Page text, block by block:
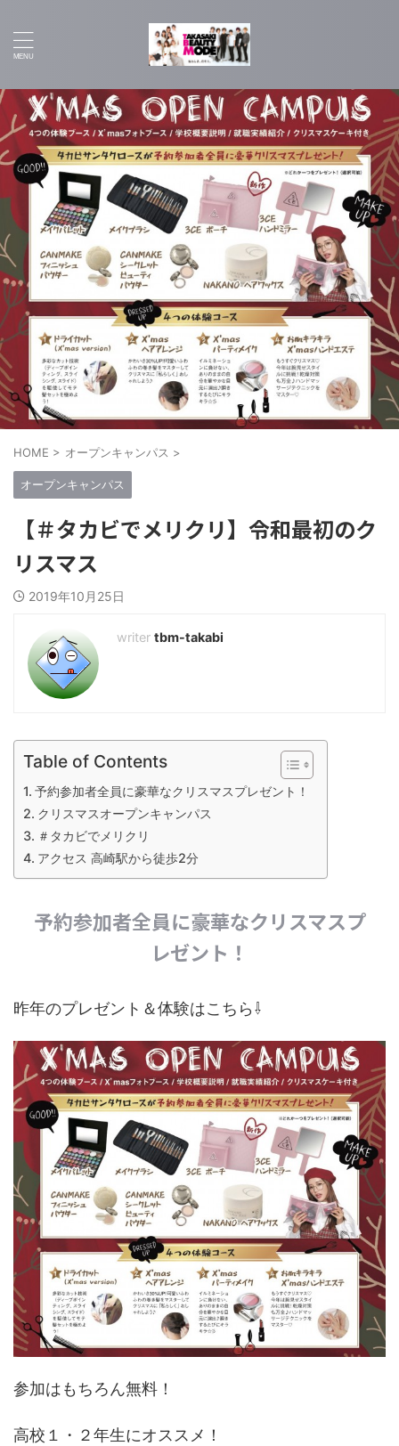
HOME > オープンキャンパス >
オープンキャンパス
【＃タカビでメリクリ】令和最初のク
リスマス
2019年10月25日
tbm-takabi
Table of Contents
予約参加者全員に豪華なクリスマスプレゼント！
クリスマスオープンキャンパス
＃タカビでメリクリ
アクセス 高崎駅から徒歩2分
予約参加者全員に豪華なクリスマスプ
レゼント！
昨年のプレゼント＆体験はこちら⇩
参加はもちろん無料！
高校１・２年生にオススメ！